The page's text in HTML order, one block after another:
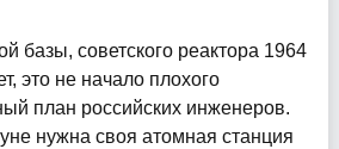
базы, советского реактора 1964
это не начало плохого
план российских инженеров.
нужна своя атомная станция